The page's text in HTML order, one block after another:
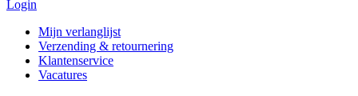
Login
Mijn verlanglijst
Verzending & retournering
Klantenservice
Vacatures